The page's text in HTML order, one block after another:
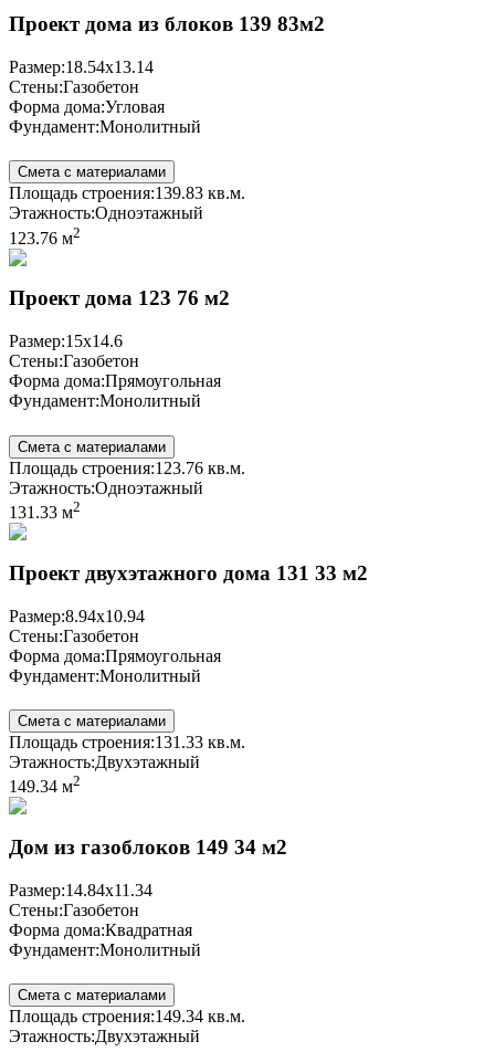
Проект дома из блоков 139 83м2
Размер:18.54x13.14
Стены:Газобетон
Форма дома:Угловая
Фундамент:Монолитный
Смета с материалами
Площадь строения:139.83 кв.м.
Этажность:Одноэтажный
123.76 м2
Проект дома 123 76 м2
Размер:15x14.6
Стены:Газобетон
Форма дома:Прямоугольная
Фундамент:Монолитный
Смета с материалами
Площадь строения:123.76 кв.м.
Этажность:Одноэтажный
131.33 м2
Проект двухэтажного дома 131 33 м2
Размер:8.94x10.94
Стены:Газобетон
Форма дома:Прямоугольная
Фундамент:Монолитный
Смета с материалами
Площадь строения:131.33 кв.м.
Этажность:Двухэтажный
149.34 м2
Дом из газоблоков 149 34 м2
Размер:14.84x11.34
Стены:Газобетон
Форма дома:Квадратная
Фундамент:Монолитный
Смета с материалами
Площадь строения:149.34 кв.м.
Этажность:Двухэтажный